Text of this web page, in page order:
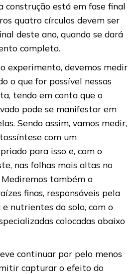
construção está em fase final
quatro círculos devem ser
deste ano, quando se dará
completo.
experimento, devemos medir
o que for possível nessas
tendo em conta que o
pode se manifestar em
Sendo assim, vamos medir,
com um
para isso e, com o
nas folhas mais altas no
também o
finas, responsáveis pela
nutrientes do solo, com o
colocadas abaixo
continuar por pelo menos
capturar o efeito do